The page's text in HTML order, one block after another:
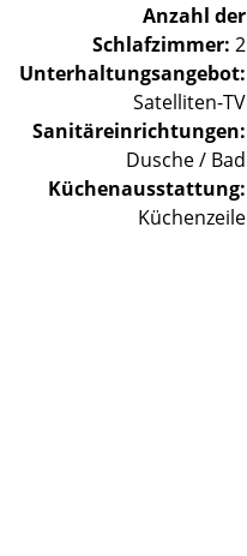
Anzahl der
Schlafzimmer: 2
Unterhaltungsangebot:
Satelliten-TV
Sanitäreinrichtungen:
Dusche / Bad
Küchenausstattung:
Küchenzeile